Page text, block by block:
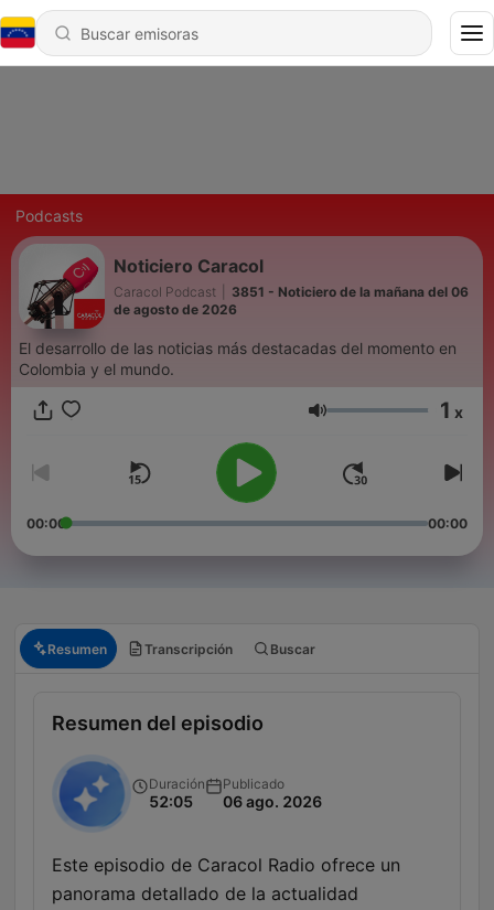
Podcasts
Noticiero Caracol
Caracol Podcast
3851 - Noticiero de la mañana del 06
de agosto de 2026
El desarrollo de las noticias más destacadas del momento en
Colombia y el mundo.
Volumen 1 x
00:00 00:00
Resumen Transcripción Buscar
Resumen del episodio
Duración
52:05
Publicado
06 ago. 2026
Este episodio de Caracol Radio ofrece un
panorama detallado de la actualidad